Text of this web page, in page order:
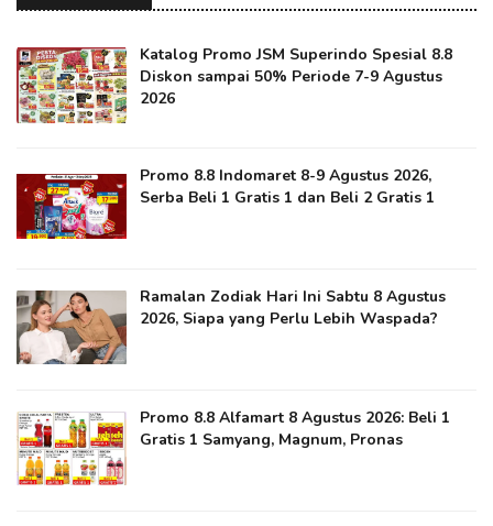
Katalog Promo JSM Superindo Spesial 8.8
Diskon sampai 50% Periode 7-9 Agustus
2026
Promo 8.8 Indomaret 8-9 Agustus 2026,
Serba Beli 1 Gratis 1 dan Beli 2 Gratis 1
Ramalan Zodiak Hari Ini Sabtu 8 Agustus
2026, Siapa yang Perlu Lebih Waspada?
Promo 8.8 Alfamart 8 Agustus 2026: Beli 1
Gratis 1 Samyang, Magnum, Pronas